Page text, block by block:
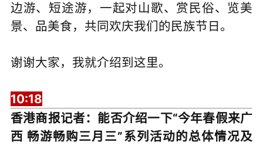
边游、短途游，一起对山歌、赏民俗、览美
景、品美食，共同欢庆我们的民族节日。
谢谢大家，我就介绍到这里。
10:18
香港商报记者：能否介绍一下“今年春假来广
西 畅游畅购三月三”系列活动的总体情况及